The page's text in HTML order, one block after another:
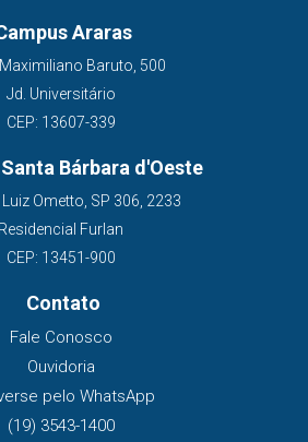
Araras
Maximiliano Baruto, 500
Jd. Universitário
CEP: 13607-339
Bárbara d'Oeste
Ometto, SP 306, 2233
Residencial Furlan
CEP: 13451-900
Contato
Fale Conosco
Ouvidoria
pelo WhatsApp
(19) 3543-1400